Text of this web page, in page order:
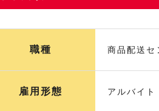
職種 商品配送セ
雇用形態 アルバイ